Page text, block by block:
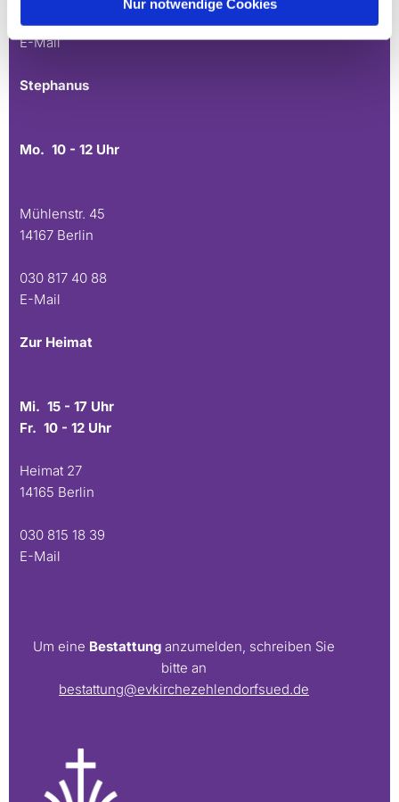
Nur notwendige Cookies
030 815 45 54
E-Mail
Stephanus
Mo. 10 - 12 Uhr
Mühlenstr. 45
14167 Berlin
030 817 40 88
E-Mail
Zur Heimat
Mi. 15 - 17 Uhr
Fr. 10 - 12 Uhr
Heimat 27
14165 Berlin
030 815 18 39
E-Mail
Um eine Bestattung anzumelden, schreiben Sie
bitte an
bestattung@evkirchezehlendorfsued.de